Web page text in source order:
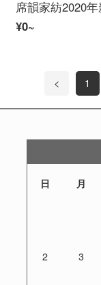
¥0~
< 1
日 月
2 3